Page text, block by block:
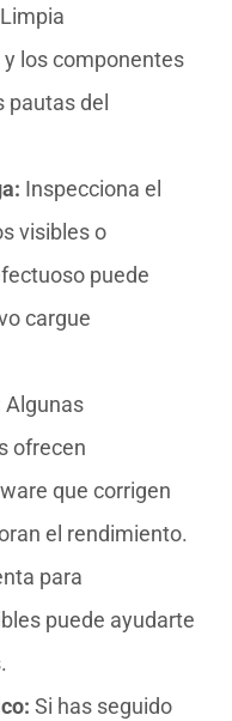
los componentes
del
Inspecciona el
visibles o
puede
cargue
Algunas
ofrecen
que corrigen
el rendimiento.
para
puede ayudarte
Si has seguido